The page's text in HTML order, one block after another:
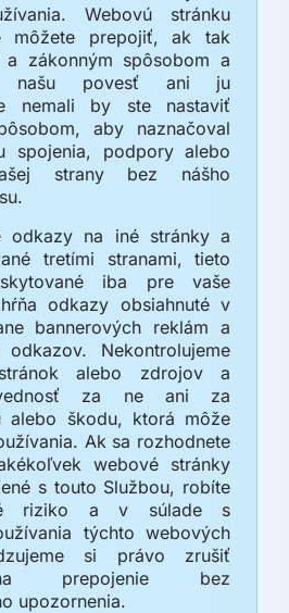
Webovú stránku
môžete prepojiť, ak tak
a zákonným spôsobom a
našu povesť ani ju
nemali by ste nastaviť
aby naznačoval
spojenia, podpory alebo
strany bez nášho
odkazy na iné stránky a
tretími stranami, tieto
iba pre vaše
odkazy obsiahnuté v
bannerových reklám a
odkazov. Nekontrolujeme
alebo zdrojov a
za ne ani za
alebo škodu, ktorá môže
Ak sa rozhodnete
webové stránky
s touto Službou, robíte
riziko a v súlade s
týchto webových
si právo zrušiť
prepojenie bez
upozornenia.